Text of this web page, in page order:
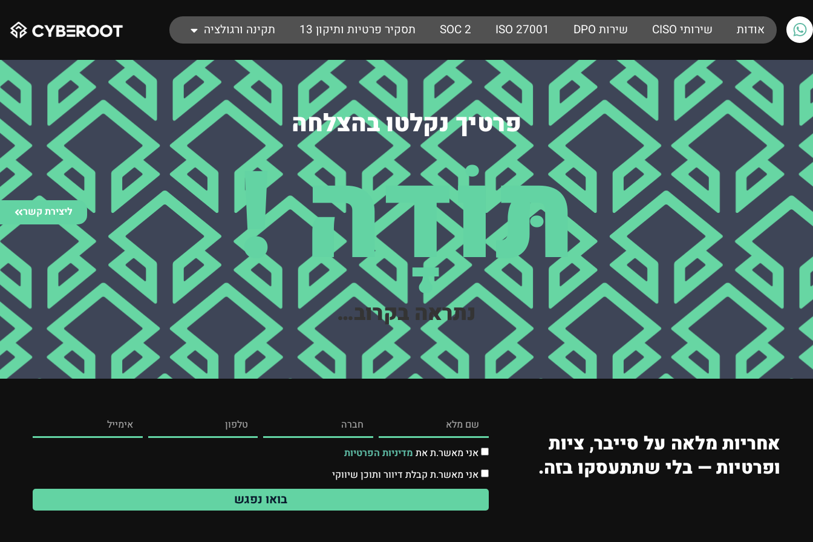
אודות שירותי CISO שירות DPO ISO 27001
SOC 2 תסקיר פרטיות ותיקון 13 תקינה ורגולציה
ליצירת קשר
פרטיך נקלטו בהצלחה
תּוֹדָה !
נתראה בקרוב…
אחריות מלאה על סייבר, ציות
ופרטיות — בלי שתתעסקו בזה.
אני מאשר.ת את מדיניות הפרטיות
אני מאשר.ת קבלת דיוור ותוכן שיווקי
בואו נפגש